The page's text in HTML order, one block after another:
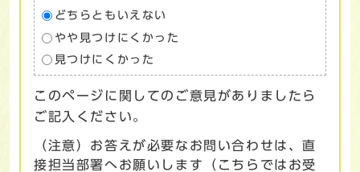
どちらともいえない
やや見つけにくかった
見つけにくかった
このページに関してのご意見がありましたら
ご記入ください。
（注意）お答えが必要なお問い合わせは、直
接担当部署へお願いします（こちらではお受